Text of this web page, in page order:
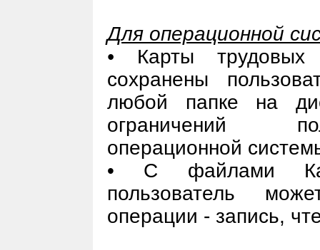
Для операционной
• Карты
сохранены
любой папке на
ограничений
операционной
• С файлами
пользователь
операции - запись,